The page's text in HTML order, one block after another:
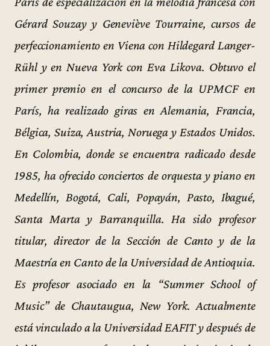
Gérard Souzay y Geneviève Tourraine, cursos de
perfeccionamiento en Viena con Hildegard Langer-
Rühl y en Nueva York con Eva Likova. Obtuvo el
primer premio en el concurso de la UPMCF en
París, ha realizado giras en Alemania, Francia,
Bélgica, Suiza, Austria, Noruega y Estados Unidos.
En Colombia, donde se encuentra radicado desde
1985, ha ofrecido conciertos de orquesta y piano en
Medellín, Bogotá, Cali, Popayán, Pasto, Ibagué,
Santa Marta y Barranquilla. Ha sido profesor
titular, director de la Sección de Canto y de la
Maestría en Canto de la Universidad de Antioquia.
Es profesor asociado en la “Summer School of
Music” de Chautaugua, New York. Actualmente
está vinculado a la Universidad EAFIT y después de